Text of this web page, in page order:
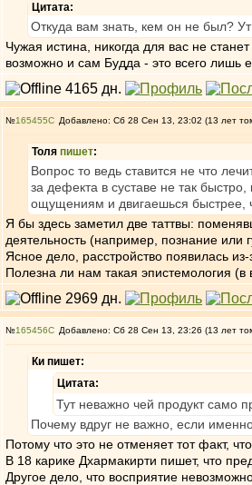
Цитата:
Откуда вам знать, кем он не был?
Чужая истина, никогда для вас не
возможно и сам Будда - это всего лишь
№165455 Добавлено: Сб 28 Сен 13, 23:02 (13 лет
Толя пишет:
Вопрос то ведь ставится не что
за дефекта в суставе не так
ощущениям и двигаешься быстрее,
Я бы здесь заметил две таттвы:
деятельность (например, познание или
Ясное дело, расстройство появилась
Полезна ли нам такая эпистемология
№165456 Добавлено: Сб 28 Сен 13, 23:26 (13 лет
Ки пишет:
Цитата:
Тут неважно чей продукт само
Почему вдруг не важно, если
Потому что это не отменяет тот факт,
В 18 карике Дхармакирти пишет, что
Другое дело, что восприятие